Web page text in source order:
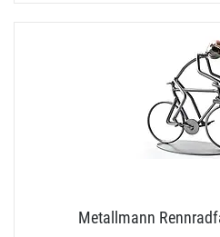
Metallmann